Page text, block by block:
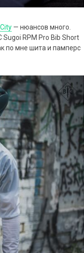
— нюансов много.
RPM Pro Bib Short
по мне шита и памперс